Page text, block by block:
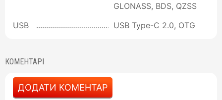
GLONASS, BDS, QZSS
USB
USB Type-C 2.0, OTG
КОМЕНТАРІ
ДОДАТИ КОМЕНТАР